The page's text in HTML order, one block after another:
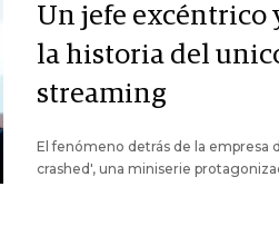
Un jefe excéntrico
la historia del
streaming
El fenómeno detrás de la empresa
crashed', una miniserie